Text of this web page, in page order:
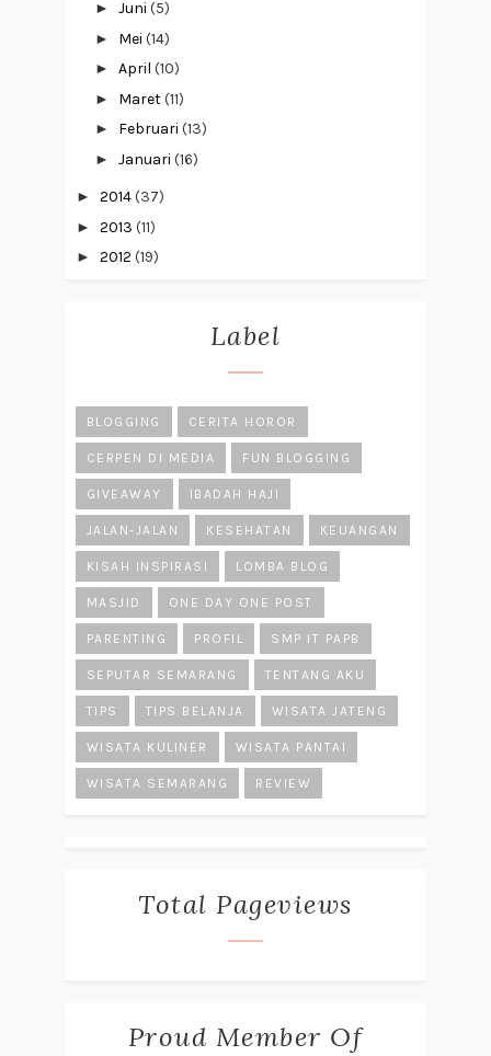
► Juni (5)
► Mei (14)
► April (10)
► Maret(11)
► Februari (13)
► Januari (16)
► 2014(37)
► 2013 (11)
► 2012 (19)
Label
BLOGGING CERITA HOROR
CERPEN DI MEDIA FUN BLOGGING
GIVEAWAY IBADAH HAJI
JALAN-JALAN KESEHATAN KEUANGAN
KISAH INSPIRASI LOMBA BLOG
MASJID ONE DAY ONE POST
PARENTING PROFIL SMP IT PAPB
SEPUTAR SEMARANG TENTANG AKU
TIPS TIPS BELANJA WISATA JATENG
WISATA KULINER WISATA PANTAI
WISATA SEMARANG REVIEW
Total Pageviews
Proud Member Of